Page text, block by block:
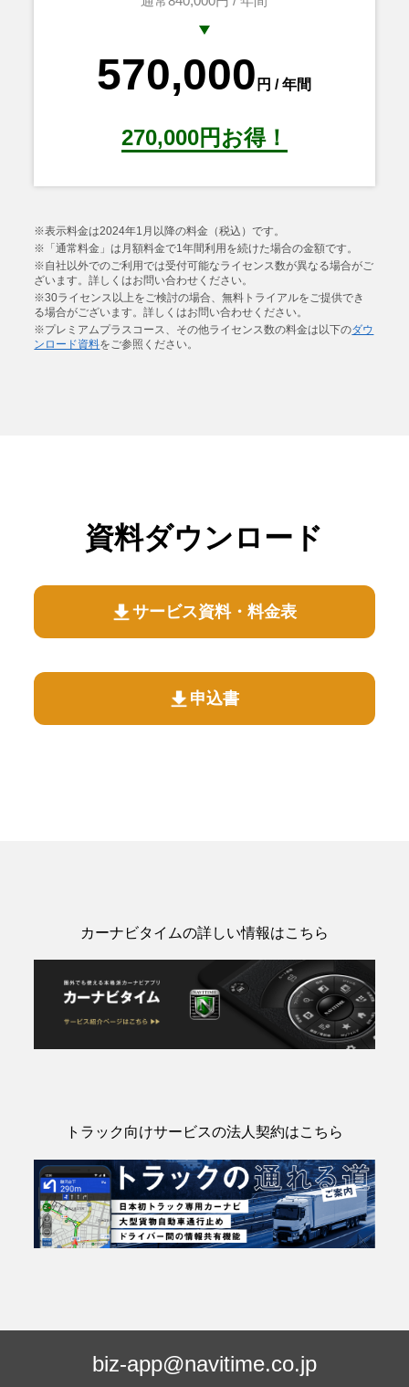
570,000 円 / 年間
270,000円お得！
※表示料金は2024年1月以降の料金（税込）です。
※「通常料金」は月額料金で1年間利用を続けた場合の金額です。
※自社以外でのご利用では受付可能なライセンス数が異なる場合がご
ざいます。詳しくはお問い合わせください。
※30ライセンス以上をご検討の場合、無料トライアルをご提供でき
る場合がございます。詳しくはお問い合わせください。
※プレミアムプラスコース、その他ライセンス数の料金は以下のダウ
ンロード資料をご参照ください。
資料ダウンロード
サービス資料・料金表
申込書
カーナビタイムの詳しい情報はこちら
トラック向けサービスの法人契約はこちら
biz-app@navitime.co.jp